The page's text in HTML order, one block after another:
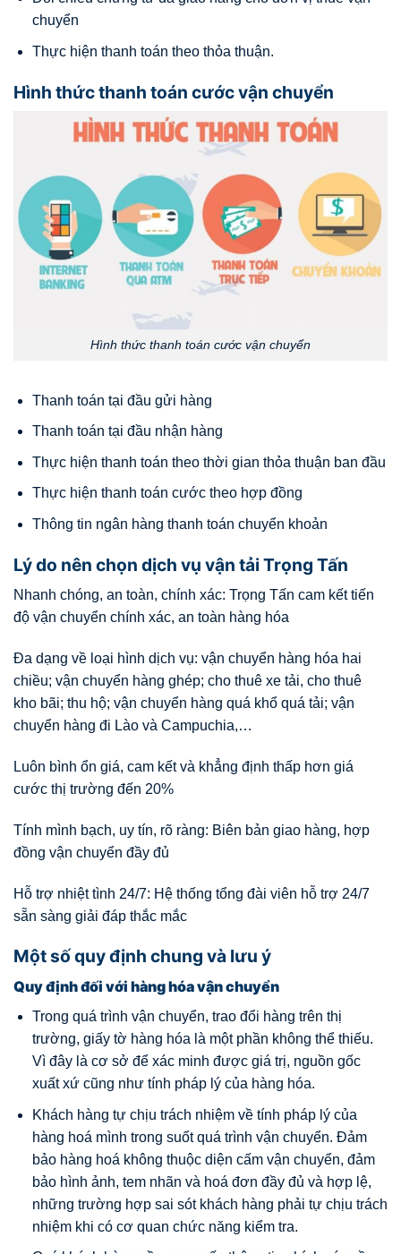
chuyển
Thực hiện thanh toán theo thỏa thuận.
Hình thức thanh toán cước vận chuyển
Hình thức thanh toán cước vận chuyển
Thanh toán tại đầu gửi hàng
Thanh toán tại đầu nhận hàng
Thực hiện thanh toán theo thời gian thỏa thuận ban đầu
Thực hiện thanh toán cước theo hợp đồng
Thông tin ngân hàng thanh toán chuyển khoản
Lý do nên chọn dịch vụ vận tải Trọng Tấn
Nhanh chóng, an toàn, chính xác: Trọng Tấn cam kết tiến
độ vận chuyển chính xác, an toàn hàng hóa
Đa dạng về loại hình dịch vụ: vận chuyển hàng hóa hai
chiều; vận chuyển hàng ghép; cho thuê xe tải, cho thuê
kho bãi; thu hộ; vận chuyển hàng quá khổ quá tải; vận
chuyển hàng đi Lào và Campuchia,…
Luôn bình ổn giá, cam kết và khẳng định thấp hơn giá
cước thị trường đến 20%
Tính mình bạch, uy tín, rõ ràng: Biên bản giao hàng, hợp
đồng vận chuyển đầy đủ
Hỗ trợ nhiệt tình 24/7: Hệ thống tổng đài viên hỗ trợ 24/7
sẵn sàng giải đáp thắc mắc
Một số quy định chung và lưu ý
Quy định đối với hàng hóa vận chuyển
Trong quá trình vận chuyển, trao đổi hàng trên thị
trường, giấy tờ hàng hóa là một phần không thể thiếu.
Vì đây là cơ sở để xác minh được giá trị, nguồn gốc
xuất xứ cũng như tính pháp lý của hàng hóa.
Khách hàng tự chịu trách nhiệm về tính pháp lý của
hàng hoá mình trong suốt quá trình vận chuyển. Đảm
bảo hàng hoá không thuộc diện cấm vận chuyển, đảm
bảo hình ảnh, tem nhãn và hoá đơn đầy đủ và hợp lệ,
những trường hợp sai sót khách hàng phải tự chịu trách
nhiệm khi có cơ quan chức năng kiểm tra.